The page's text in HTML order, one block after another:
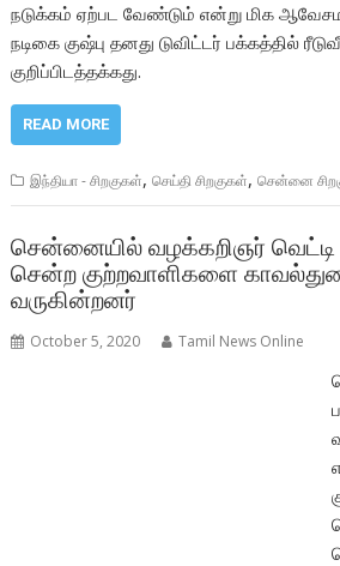
நடுக்கம் ஏற்பட வேண்டும் என்று மிக
நடிகை குஷ்பு தனது டுவிட்டர் பக்கத்தில்
குறிப்பிடத்தக்கது.
READ MORE
இந்தியா - சிறகுகள்,செய்தி சிறகுகள்,சென்னை
சென்னையில் வழக்கறிஞர்
சென்ற குற்றவாளிகளை
வருகின்றனர்
October 5, 2020 Tamil News Online